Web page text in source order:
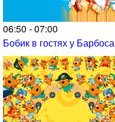
06:50 - 07:00
Бобик в гостях у Барбоса